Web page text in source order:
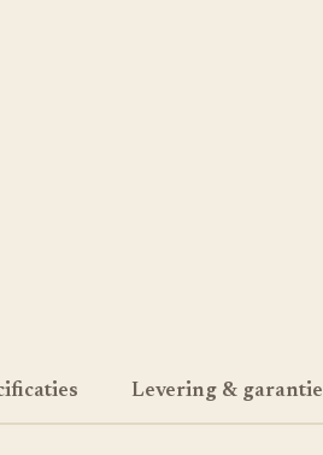
Levering & garantie